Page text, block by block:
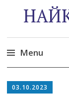
Menu
to
03.10.2023